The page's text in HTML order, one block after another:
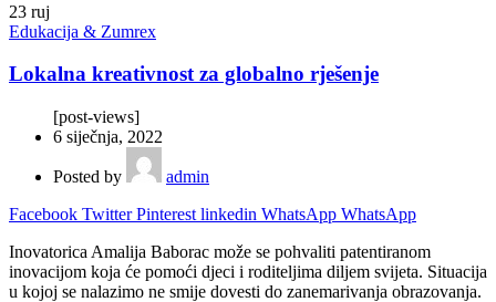
23 ruj
Edukacija & Zumrex
Lokalna kreativnost za globalno rješenje
[post-views]
6 siječnja, 2022
Posted by
admin
Facebook Twitter Pinterest linkedin WhatsApp WhatsApp
Inovatorica Amalija Baborac može se pohvaliti patentiranom
inovacijom koja će pomoći djeci i roditeljima diljem svijeta. Situacija
u kojoj se nalazimo ne smije dovesti do zanemarivanja obrazovanja.